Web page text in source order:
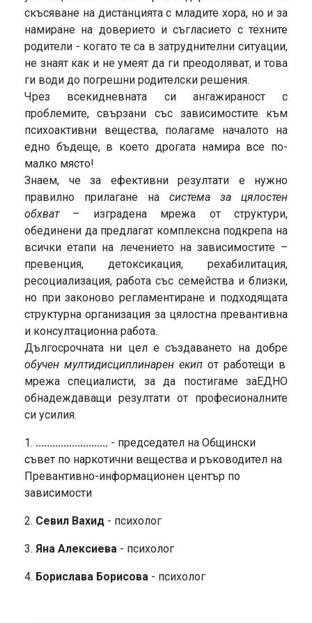
скъсяване на дистанцията с младите хора, но и за
намиране на доверието и съгласието с техните
родители - когато те са в затруднителни ситуации,
не знаят как и не умеят да ги преодоляват, и това
ги води до погрешни родителски решения.
Чрез всекидневната си ангажираност с
проблемите, свързани със зависимостите към
психоактивни вещества, полагаме началото на
едно бъдеще, в което дрогата намира все по-
малко място!
Знаем, че за ефективни резултати е нужно
правилно прилагане на система за цялостен
обхват – изградена мрежа от структури,
обединени да предлагат комплексна подкрепа на
всички етапи на лечението на зависимостите –
превенция, детоксикация, рехабилитация,
ресоциализация, работа със семейства и близки,
но при законово регламентиране и подходящата
структурна организация за цялостна превантивна
и консултационна работа.
Дългосрочната ни цел е създаването на добре
обучен мултидисциплинарен екип от работещи в
мрежа специалисти, за да постигаме заЕДНО
обнадеждаващи резултати от професионалните
си усилия.
1. .......................... - председател на Общински
съвет по наркотични вещества и ръководител на
Превантивно-информационен център по
зависимости
2. Севил Вахид - психолог
3. Яна Алексиева - психолог
4. Борислава Борисова - психолог